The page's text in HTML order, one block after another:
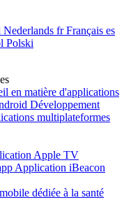
Nederlands frFrançais es
Polski
en matière d'applications
Développement
multiplateformes
Apple TV
Application iBeacon
dédiée à la santé